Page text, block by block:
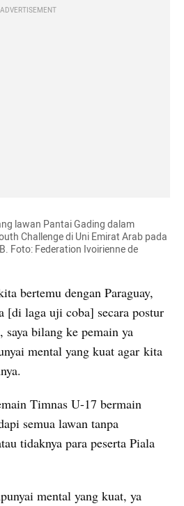
ADVERTISEMENT
lawan Pantai Gading dalam
Challenge di Uni Emirat Arab pada
Foto: Federation Ivoirienne de
bertemu dengan Paraguay,
[di laga uji coba] secara postur
bilang ke pemain ya
mental yang kuat agar kita
Timnas U-17 bermain
semua lawan tanpa
tidaknya para peserta Piala
mental yang kuat, ya